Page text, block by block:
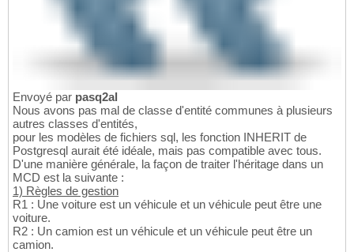
Envoyé par pasq2al
Nous avons pas mal de classe d'entité communes à plusieurs
autres classes d'entités,
pour les modèles de fichiers sql, les fonction INHERIT de
Postgresql aurait été idéale, mais pas compatible avec tous.
D'une manière générale, la façon de traiter l'héritage dans un
MCD est la suivante :
1) Règles de gestion
R1 : Une voiture est un véhicule et un véhicule peut être une
voiture.
R2 : Un camion est un véhicule et un véhicule peut être un
camion.